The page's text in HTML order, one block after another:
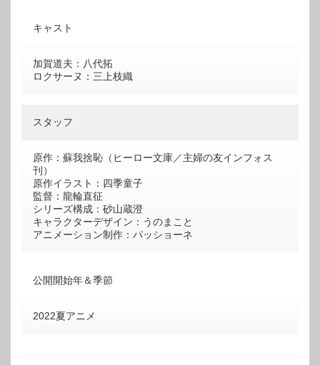
キャスト
加賀道夫：八代拓
ロクサーヌ：三上枝織
スタッフ
原作：蘇我捨恥（ヒーロー文庫／主婦の友インフォス
刊）
原作イラスト：四季童子
監督：龍輪直征
シリーズ構成：砂山蔵澄
キャラクターデザイン：うのまこと
アニメーション制作：パッショーネ
公開開始年＆季節
2022夏アニメ